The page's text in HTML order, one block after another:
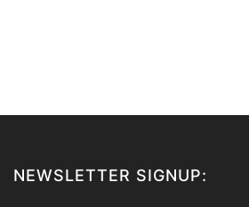
NEWSLETTER SIGNUP: